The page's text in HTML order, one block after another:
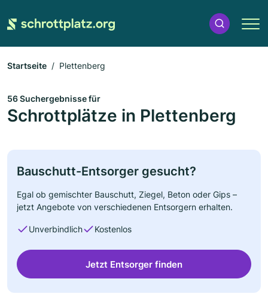
Startseite Plettenberg
56 Suchergebnisse für
Schrottplätze in Plettenberg
Bauschutt-Entsorger gesucht?
Egal ob gemischter Bauschutt, Ziegel, Beton oder Gips –
jetzt Angebote von verschiedenen Entsorgern erhalten.
Unverbindlich Kostenlos
Jetzt Entsorger finden